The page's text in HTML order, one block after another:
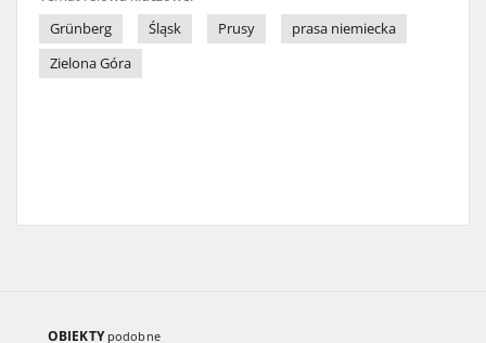
Grünberg
Śląsk Prusy
prasa niemiecka
Zielona Góra
OBIEKTY podobne